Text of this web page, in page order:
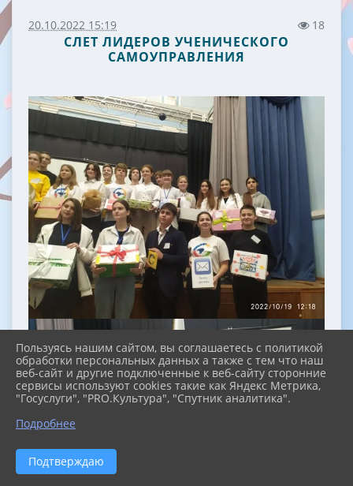
20.10.2022 15:19 18
СЛЕТ ЛИДЕРОВ УЧЕНИЧЕСКОГО
САМОУПРАВЛЕНИЯ
Пользуясь нашим сайтом, вы соглашаетесь с политикой
обработки персональных данных а также с тем что наш
веб-сайт и другие подключенные к веб-сайту сторонние
сервисы используют cookies такие как Яндекс Метрика,
"Госуслуги", "PRO.Культура", "Спутник аналитика".
Подробнее
Подтверждаю